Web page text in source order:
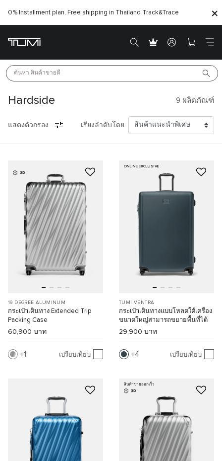
0% Installment plan, Free shipping in Thailand Track&Trace
ค้นหา สินค้าขายดี
Hardside 9 ผลิตภัณฑ์
แสดงตัวกรอง เรียงลำดับโดย:
3D
19 DEGREE ALUMINUM
กระเป๋าเดินทาง Extended Trip
Packing Case
60,900 บาท
1 เปรียบเทียบ
ONLINE EXCLUSIVE
TUMI VENTRA
กระเป๋าเดินทางแบบโหลดใต้เครื่อง
ขนาดใหญ่สามารถขยายพื้นที่ได้
29,900 บาท
4 เปรียบเทียบ
สินค้าขายออกเร็ว
3D